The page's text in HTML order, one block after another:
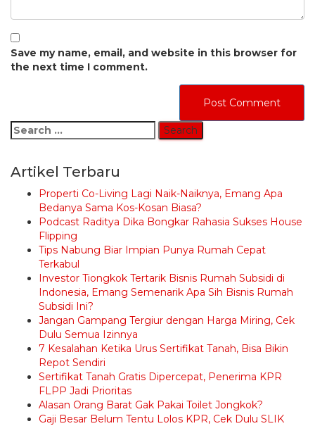
Save my name, email, and website in this browser for
the next time I comment.
Search
for:
Artikel Terbaru
Properti Co-Living Lagi Naik-Naiknya, Emang Apa
Bedanya Sama Kos-Kosan Biasa?
Podcast Raditya Dika Bongkar Rahasia Sukses House
Flipping
Tips Nabung Biar Impian Punya Rumah Cepat
Terkabul
Investor Tiongkok Tertarik Bisnis Rumah Subsidi di
Indonesia, Emang Semenarik Apa Sih Bisnis Rumah
Subsidi Ini?
Jangan Gampang Tergiur dengan Harga Miring, Cek
Dulu Semua Izinnya
7 Kesalahan Ketika Urus Sertifikat Tanah, Bisa Bikin
Repot Sendiri
Sertifikat Tanah Gratis Dipercepat, Penerima KPR
FLPP Jadi Prioritas
Alasan Orang Barat Gak Pakai Toilet Jongkok?
Gaji Besar Belum Tentu Lolos KPR, Cek Dulu SLIK